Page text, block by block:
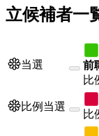
立候補者一
当選
前
比
比例当選
比